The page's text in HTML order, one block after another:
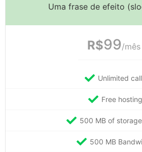
Uma frase de efeito
R$99/mês
Unlimited
Free hosting
500 MB of
500 MB